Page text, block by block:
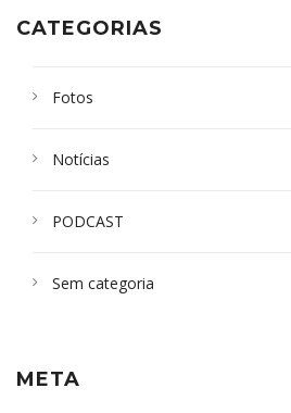
CATEGORIAS
Fotos
Notícias
PODCAST
Sem categoria
META